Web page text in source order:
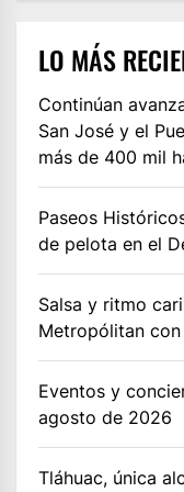
LO MÁS
Continúan
San José y el
más de 400 mil
Paseos
de pelota en el
Salsa y ritmo
Metropólitan
Eventos y
agosto de 2026
Tláhuac, única